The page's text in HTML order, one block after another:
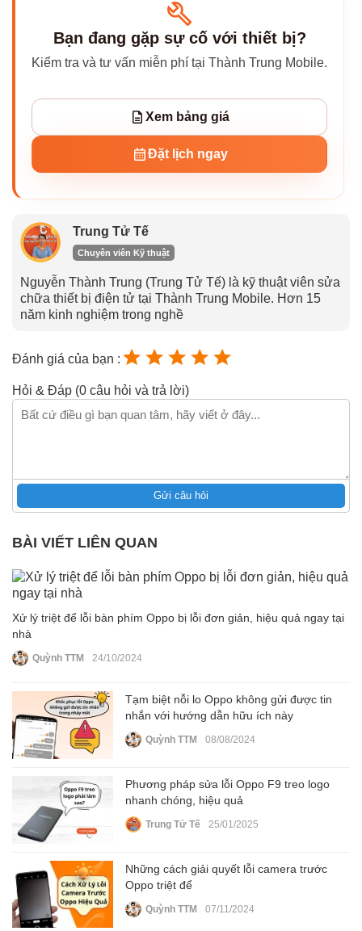
Bạn đang gặp sự cố với thiết bị?
Kiểm tra và tư vấn miễn phí tại Thành Trung Mobile.
Xem bảng giá
Đặt lịch ngay
Trung Tử Tế
Chuyên viên Kỹ thuật
Nguyễn Thành Trung (Trung Tử Tế) là kỹ thuật viên sửa
chữa thiết bị điện tử tại Thành Trung Mobile. Hơn 15
năm kinh nghiệm trong nghề
Đánh giá của bạn :
Hỏi & Đáp (0 câu hỏi và trả lời)
Gửi câu hỏi
BÀI VIẾT LIÊN QUAN
Xử lý triệt để lỗi bàn phím Oppo bị lỗi đơn giản, hiệu quả ngay tại
nhà
Quỳnh TTM 24/10/2024
Tạm biệt nỗi lo Oppo không gửi được tin
nhắn với hướng dẫn hữu ích này
Quỳnh TTM 08/08/2024
Phương pháp sửa lỗi Oppo F9 treo logo
nhanh chóng, hiệu quả
Trung Tử Tế 25/01/2025
Những cách giải quyết lỗi camera trước
Oppo triệt để
Quỳnh TTM 07/11/2024